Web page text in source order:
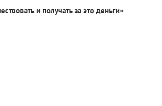
и получать за это деньги»